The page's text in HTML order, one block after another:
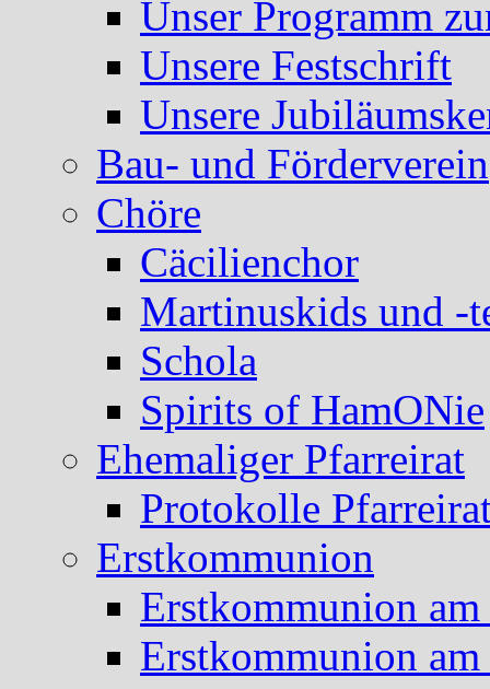
Unser Programm
Unsere Festschrift
Unsere
Bau- und Förderverein
Chöre
Cäcilienchor
Martinuskids und -
Schola
Spirits of HamONie
Ehemaliger Pfarreirat
Protokolle
Erstkommunion
Erstkommunion
Erstkommunion